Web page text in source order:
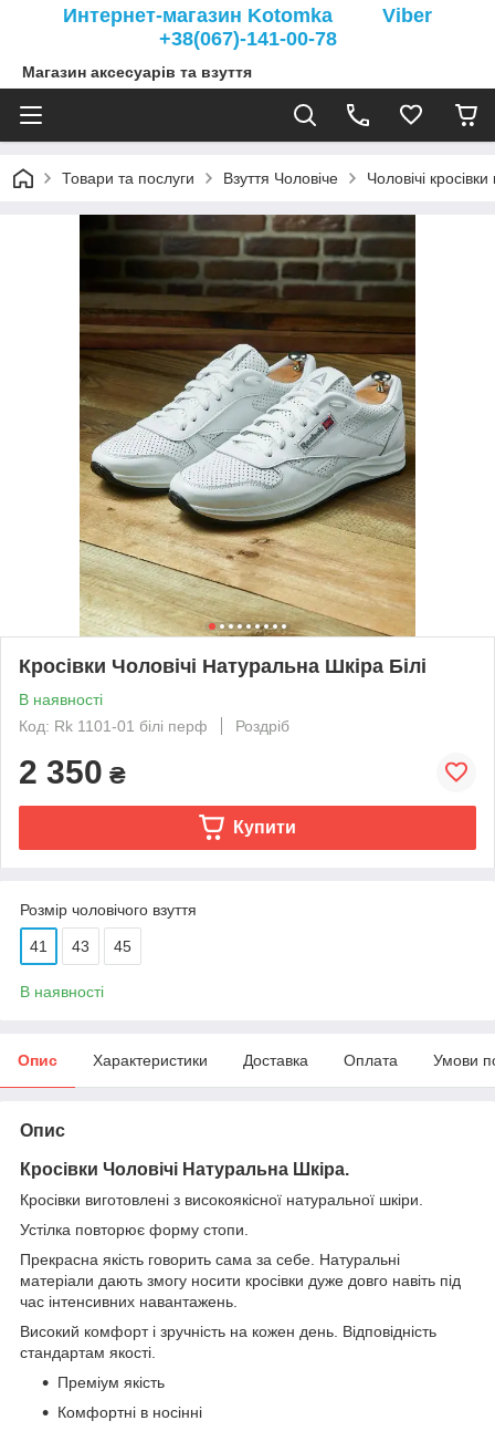
Интернет-магазин Kotomka Viber
+38(067)-141-00-78
Магазин аксесуарів та взуття
Товари та послуги Взуття Чоловіче Чоловічі
Кросівки Чоловічі Натуральна Шкіра Білі
В наявності
Код: Rk 1101-01 білі перф
Роздріб
2 350 ₴
Купити
Розмір чоловічого взуття
41 43 45
В наявності
Опис Характеристики Доставка Оплата Умови
Опис
Кросівки Чоловічі Натуральна Шкіра.
Кросівки виготовлені з високоякісної натуральної шкіри.
Устілка повторює форму стопи.
Прекрасна якість говорить сама за себе. Натуральні
матеріали дають змогу носити кросівки дуже довго навіть під
час інтенсивних навантажень.
Високий комфорт і зручність на кожен день. Відповідність
стандартам якості.
Преміум якість
Комфортні в носінні